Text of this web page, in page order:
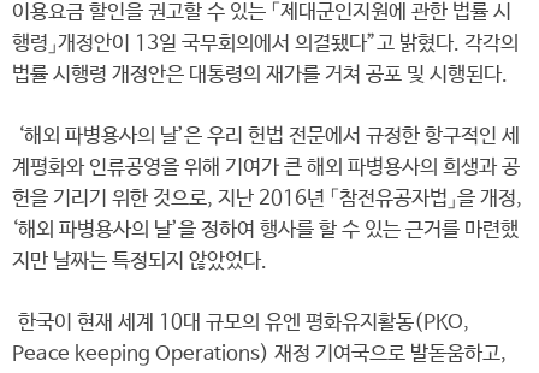
이용요금 할인을 권고할 수 있는 「제대군인지원에 관한 법률 시
행령」개정안이 13일 국무회의에서 의결됐다”고 밝혔다. 각각의
법률 시행령 개정안은 대통령의 재가를 거쳐 공포 및 시행된다.
‘해외 파병용사의 날’은 우리 헌법 전문에서 규정한 항구적인 세
계평화와 인류공영을 위해 기여가 큰 해외 파병용사의 희생과 공
헌을 기리기 위한 것으로, 지난 2016년 「참전유공자법」을 개정,
‘해외 파병용사의 날’을 정하여 행사를 할 수 있는 근거를 마련했
지만 날짜는 특정되지 않았었다.
한국이 현재 세계 10대 규모의 유엔 평화유지활동(PKO,
Peace keeping Operations) 재정 기여국으로 발돋움하고,